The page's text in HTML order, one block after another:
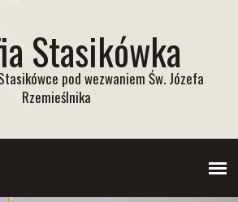
Stasikówka
pod wezwaniem Św. Józefa
Rzemieślnika